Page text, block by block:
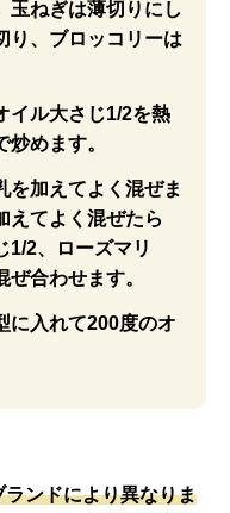
玉ねぎは薄切りにし
り、ブロッコリーは
イル大さじ1/2を熱
めます。
を加えてよく混ぜま
えてよく混ぜたら
1/2、ローズマリ
合わせます。
に入れて200度のオ
ンドにより異なりま